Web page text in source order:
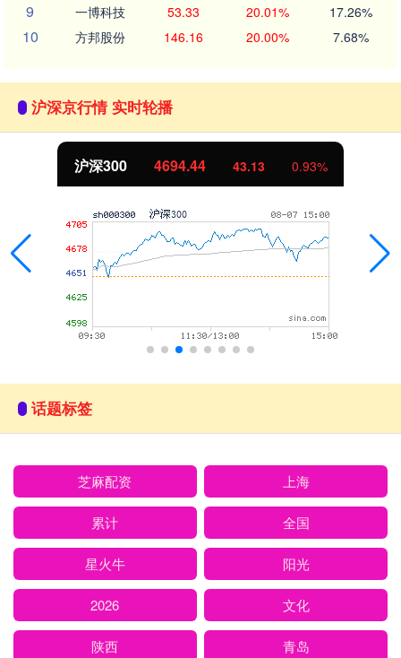
9 一博科技 53.33 20.01% 17.26%
10 方邦股份 146.16 20.00% 7.68%
沪深京行情 实时轮播
沪深300 4694.44 43.13 0.93%
话题标签
芝麻配资 上海
累计 全国
星火牛 阳光
2026 文化
陕西 青岛